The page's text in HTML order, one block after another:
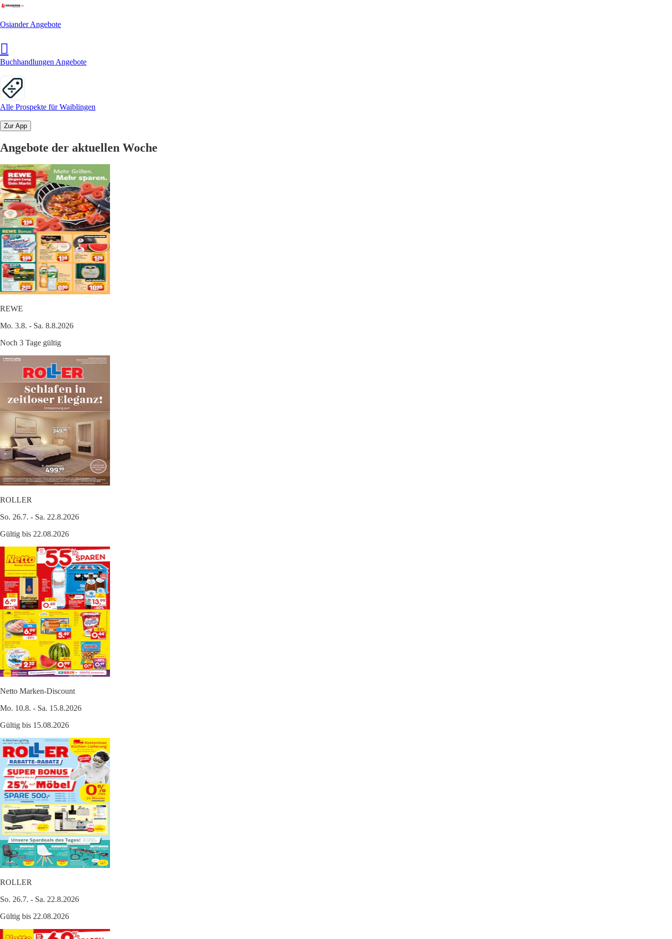
Osiander Angebote
Buchhandlungen Angebote
Alle Prospekte für Waiblingen
Zur App
Angebote der aktuellen Woche
REWE
Mo. 3.8. - Sa. 8.8.2026
Noch 3 Tage gültig
ROLLER
So. 26.7. - Sa. 22.8.2026
Gültig bis 22.08.2026
Netto Marken-Discount
Mo. 10.8. - Sa. 15.8.2026
Gültig bis 15.08.2026
ROLLER
So. 26.7. - Sa. 22.8.2026
Gültig bis 22.08.2026